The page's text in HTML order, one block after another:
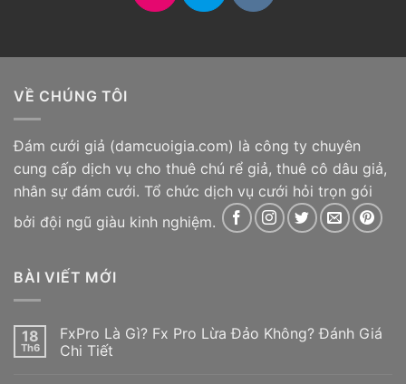
VỀ CHÚNG TÔI
Đám cưới giả (damcuoigia.com) là công ty chuyên
cung cấp dịch vụ cho thuê chú rể giả, thuê cô dâu giả,
nhân sự đám cưới. Tổ chức dịch vụ cưới hỏi trọn gói
bởi đội ngũ giàu kinh nghiệm.
BÀI VIẾT MỚI
18
Th6
FxPro Là Gì? Fx Pro Lừa Đảo Không? Đánh Giá
Chi Tiết